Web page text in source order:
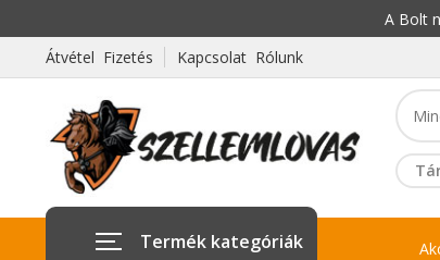
A Bolt
Átvétel Fizetés
Kapcsolat Rólunk
Termék kategóriák